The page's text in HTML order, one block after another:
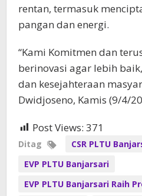
rentan, termasuk
pangan dan energi.
“Kami Komitmen dan
berinovasi agar lebih
dan kesejahteraan
Dwidjoseno, Kamis (9/4/
Post Views: 371
Ditag
CSR PLTU
EVP PLTU Banjarsari
EVP PLTU Banjarsari Raih